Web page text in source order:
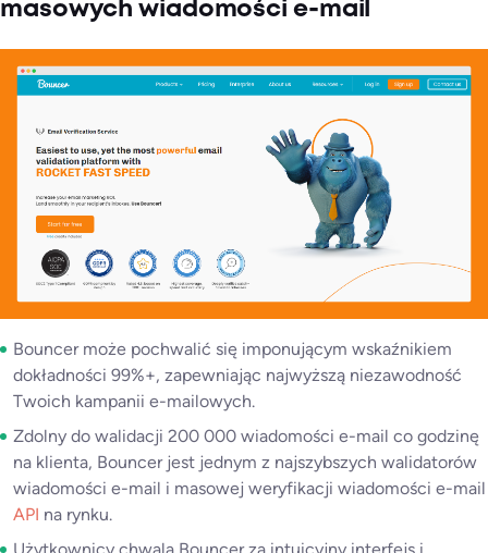
masowych wiadomości e-mail
Bouncer może pochwalić się imponującym wskaźnikiem
dokładności 99%+, zapewniając najwyższą niezawodność
Twoich kampanii e-mailowych.
Zdolny do walidacji 200 000 wiadomości e-mail co godzinę
na klienta, Bouncer jest jednym z najszybszych walidatorów
wiadomości e-mail i masowej weryfikacji wiadomości e-mail
API na rynku.